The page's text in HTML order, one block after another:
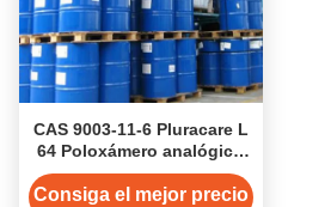
CAS 9003-11-6 Pluracare L
64 Poloxámero analógico
184 Pluronic L 64
Consiga el mejor precio